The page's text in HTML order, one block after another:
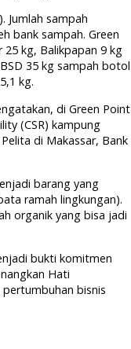
Jumlah sampah
bank sampah. Green
kg, Balikpapan 9 kg
35 kg sampah botol
kg.
di Green Point
(CSR) kampung
di Makassar, Bank
barang yang
ramah lingkungan).
organik yang bisa jadi
bukti komitmen
Hati
bisnis